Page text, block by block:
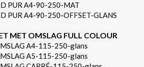
PUR A4-90-250-MAT
PUR A4-90-250-OFFSET-GLANS
MET OMSLAG FULL COLOUR
A4-115-250-glans
A5-115-250-glans